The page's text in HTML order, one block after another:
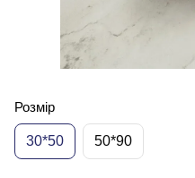
Розмір
30*50 50*90